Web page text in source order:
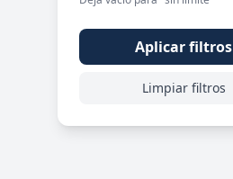
Aplicar filtros
Limpiar filtros